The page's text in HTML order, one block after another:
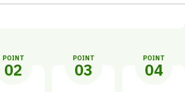
POINT
02
POINT
03
POINT
04